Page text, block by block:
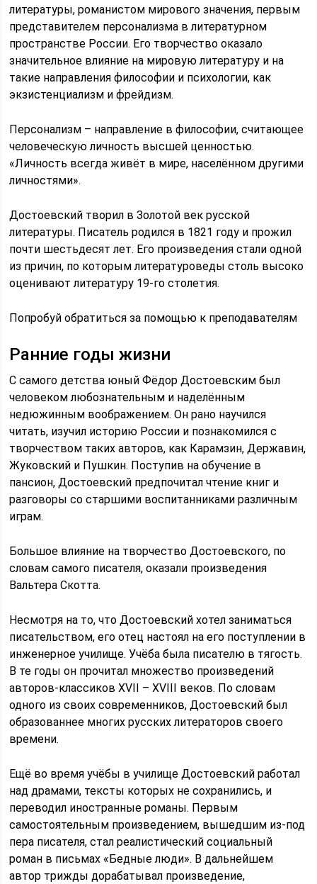
литературы, романистом мирового значения, первым
представителем персонализма в литературном
пространстве России. Его творчество оказало
значительное влияние на мировую литературу и на
такие направления философии и психологии, как
экзистенциализм и фрейдизм.
Персонализм – направление в философии, считающее
человеческую личность высшей ценностью.
«Личность всегда живёт в мире, населённом другими
личностями».
Достоевский творил в Золотой век русской
литературы. Писатель родился в 1821 году и прожил
почти шестьдесят лет. Его произведения стали одной
из причин, по которым литературоведы столь высоко
оценивают литературу 19-го столетия.
Попробуй обратиться за помощью к преподавателям
Ранние годы жизни
С самого детства юный Фёдор Достоевским был
человеком любознательным и наделённым
недюжинным воображением. Он рано научился
читать, изучил историю России и познакомился с
творчеством таких авторов, как Карамзин, Державин,
Жуковский и Пушкин. Поступив на обучение в
пансион, Достоевский предпочитал чтение книг и
разговоры со старшими воспитанниками различным
играм.
Большое влияние на творчество Достоевского, по
словам самого писателя, оказали произведения
Вальтера Скотта.
Несмотря на то, что Достоевский хотел заниматься
писательством, его отец настоял на его поступлении в
инженерное училище. Учёба была писателю в тягость.
В те годы он прочитал множество произведений
авторов-классиков XVII – XVIII веков. По словам
одного из своих современников, Достоевский был
образованнее многих русских литераторов своего
времени.
Ещё во время учёбы в училище Достоевский работал
над драмами, тексты которых не сохранились, и
переводил иностранные романы. Первым
самостоятельным произведением, вышедшим из-под
пера писателя, стал реалистический социальный
роман в письмах «Бедные люди». В дальнейшем
автор трижды дорабатывал произведение,